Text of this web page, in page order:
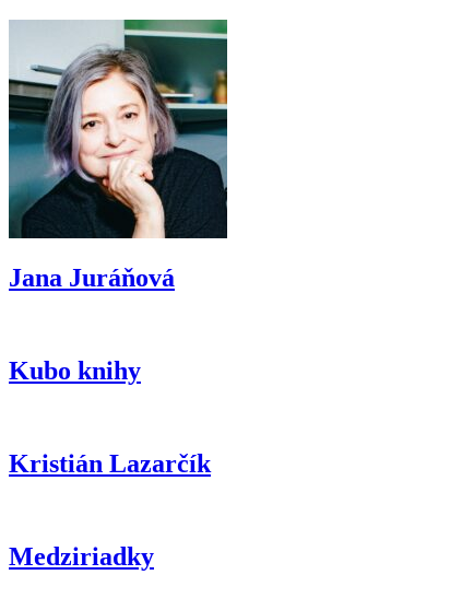
Jana Juráňová
Kubo knihy
Kristián Lazarčík
Medziriadky